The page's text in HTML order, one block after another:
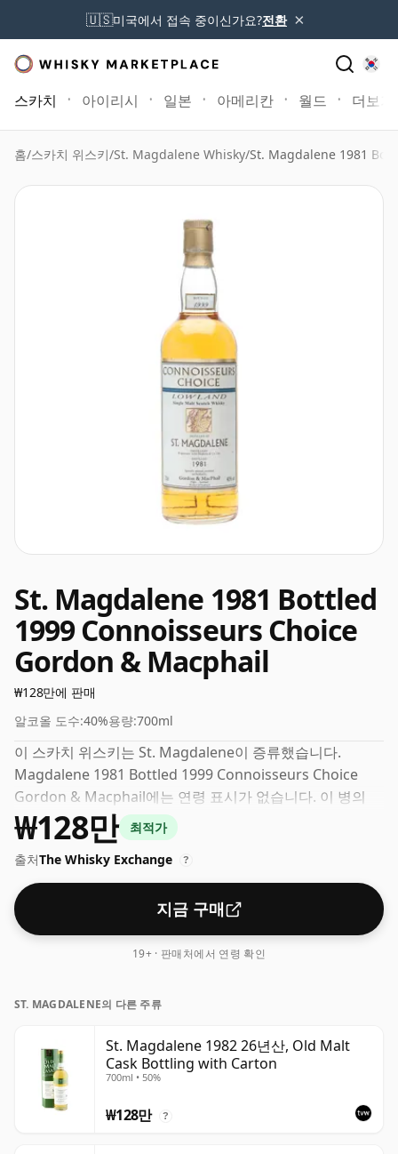
🇺🇸미국에서 접속 중이신가요?전환 ×
스카치 아이리시 일본 아메리칸 월드 더보기
홈/스카치 위스키/St. Magdalene Whisky/St. Magdalene 1981
St. Magdalene 1981 Bottled
1999 Connoisseurs Choice
Gordon & Macphail
₩128만에 판매
알코올 도수:40%용량:700ml
이 스카치 위스키는 St. Magdalene이 증류했습니다.
Magdalene 1981 Bottled 1999 Connoisseurs Choice
Gordon & Macphail에는 연령 표시가 없습니다. 이 병의
ABV는 40%이고 병 크기는 표준 70cl입니다.
₩128만
최적가
출처The Whisky Exchange ?
지금 구매
19+ · 판매처에서 연령 확인
ST. MAGDALENE의 다른 주류
St. Magdalene 1982 26년산, Old Malt
Cask Bottling with Carton
700ml • 50%
₩128만 ?